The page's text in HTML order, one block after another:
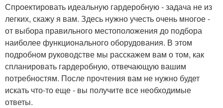
Спроектировать идеальную гардеробную - задача не из
легких, скажу я вам. Здесь нужно учесть очень многое -
от выбора правильного местоположения до подбора
наиболее функционального оборудования. В этом
подробном руководстве мы расскажем вам о том, как
спланировать гардеробную, отвечающую вашим
потребностям. После прочтения вам не нужно будет
искать что-то еще - вы получите все необходимые
ответы.